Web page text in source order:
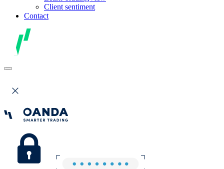
Client sentiment
Contact